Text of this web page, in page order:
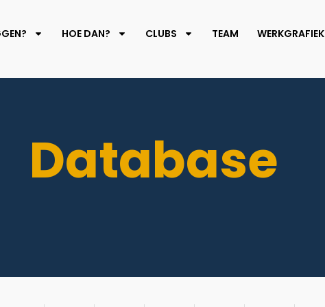
HOE DAN? CLUBS TEAM WERKGRAFIEK
Database